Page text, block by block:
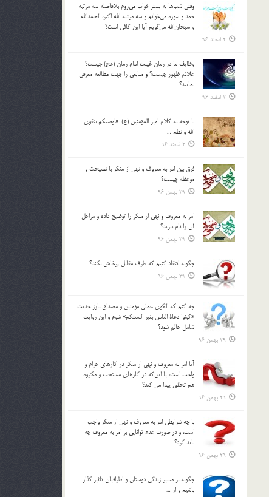
وقتي شب‌ها به بستر خواب مي‌روم بلافاصله سه مرتبه
حمد و سوره مي‌خوانم و سه مرتبه الله اكبر، الحمدالله
و سبحان‌الله مي‌گويم آيا اين كافي است؟
2 اسفند 96
وظايف ما در زمان غيبت امام زمان (عج) چيست؟
علائم ظهور چيست؟ و منابعي را جهت مطالعه معرفي
نماييد؟
2 اسفند 96
با توجه به كلام امير المؤمنين (ع): «اوصيكم بتقوي
الله و نظم …
2 اسفند 96
فرق بين امر به معروف و نهي از منكر با نصيحت و
موعظه چيست؟
29 بهمن 96
امر به معروف و نهي از منكر را توضيح داده و مراحل
آن را نام ببريد؟
29 بهمن 96
چگونه انتقاد كنيم كه طرف مقابل پرخاش نكند؟
29 بهمن 96
چه كنم كه الگوي عملي مؤمنين و مصداق بارز حديث
«كونوا دعاة الناس بغير السنتكم» شوم و اين روايت
شامل حالم شود؟
29 بهمن 96
آيا امر به معروف و نهي از منكر در كارهاي حرام و
واجب است، يا اين‌كه در كارهاي مستحب و مكروه
هم تحقق پيدا مي كند؟
29 بهمن 96
با چه شرايطي امر به معروف و نهي از منکر واجب
است، و در صورت عدم توانايي بر امر به معروف چه
بايد کرد؟
29 بهمن 96
چگونه بر مسير زندگي دوستان و اطرافيان تاثير گذار
باشيم و از …